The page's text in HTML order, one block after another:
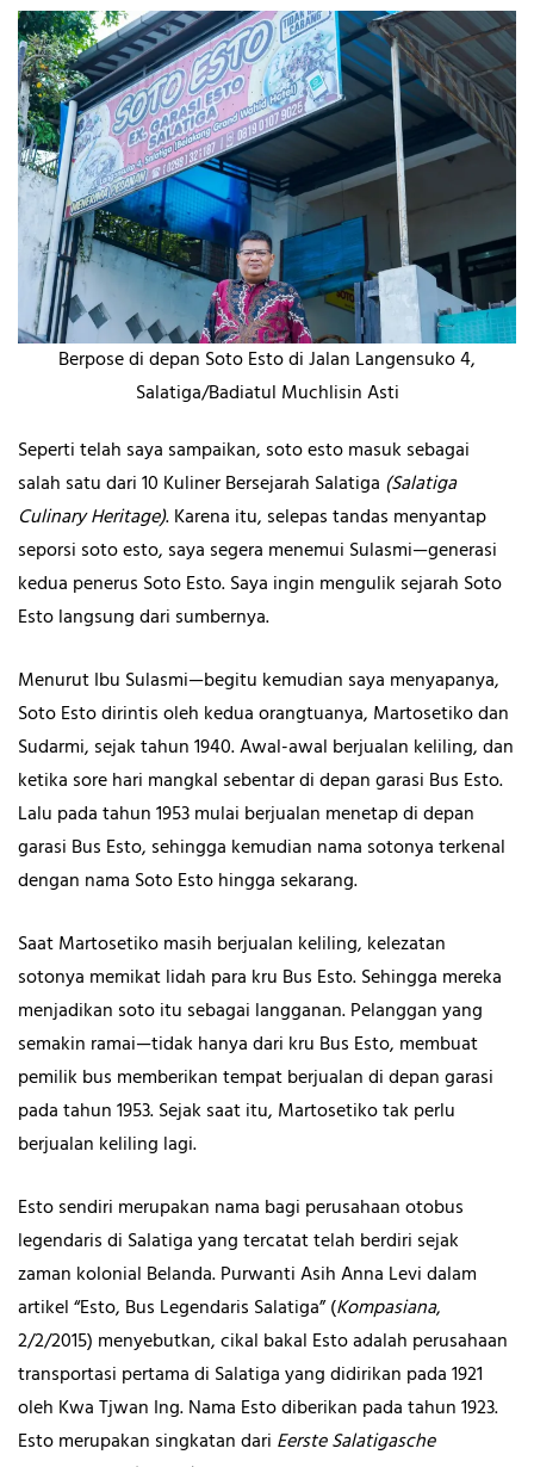
Berpose di depan Soto Esto di Jalan Langensuko 4,
Salatiga/Badiatul Muchlisin Asti
Seperti telah saya sampaikan, soto esto masuk sebagai
salah satu dari 10 Kuliner Bersejarah Salatiga (Salatiga
Culinary Heritage). Karena itu, selepas tandas menyantap
seporsi soto esto, saya segera menemui Sulasmi—generasi
kedua penerus Soto Esto. Saya ingin mengulik sejarah Soto
Esto langsung dari sumbernya.
Menurut Ibu Sulasmi—begitu kemudian saya menyapanya,
Soto Esto dirintis oleh kedua orangtuanya, Martosetiko dan
Sudarmi, sejak tahun 1940. Awal-awal berjualan keliling, dan
ketika sore hari mangkal sebentar di depan garasi Bus Esto.
Lalu pada tahun 1953 mulai berjualan menetap di depan
garasi Bus Esto, sehingga kemudian nama sotonya terkenal
dengan nama Soto Esto hingga sekarang.
Saat Martosetiko masih berjualan keliling, kelezatan
sotonya memikat lidah para kru Bus Esto. Sehingga mereka
menjadikan soto itu sebagai langganan. Pelanggan yang
semakin ramai—tidak hanya dari kru Bus Esto, membuat
pemilik bus memberikan tempat berjualan di depan garasi
pada tahun 1953. Sejak saat itu, Martosetiko tak perlu
berjualan keliling lagi.
Esto sendiri merupakan nama bagi perusahaan otobus
legendaris di Salatiga yang tercatat telah berdiri sejak
zaman kolonial Belanda. Purwanti Asih Anna Levi dalam
artikel “Esto, Bus Legendaris Salatiga” (Kompasiana,
2/2/2015) menyebutkan, cikal bakal Esto adalah perusahaan
transportasi pertama di Salatiga yang didirikan pada 1921
oleh Kwa Tjwan Ing. Nama Esto diberikan pada tahun 1923.
Esto merupakan singkatan dari Eerste Salatigasche